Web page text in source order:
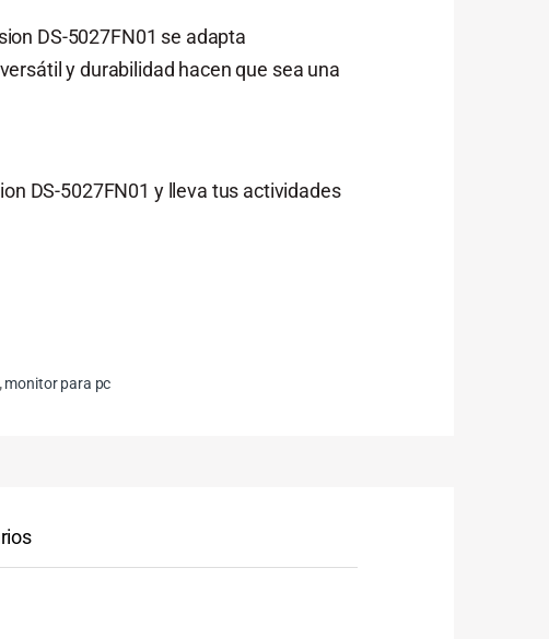
DS-5027FN01 se adapta
y durabilidad hacen que sea una
DS-5027FN01 y lleva tus actividades
monitor para pc